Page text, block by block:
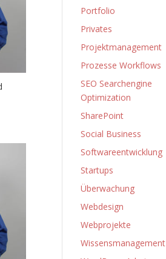
Portfolio
Privates
Projektmanagement
Prozesse Workflows
SEO Searchengine
Optimization
SharePoint
Social Business
Softwareentwicklung
Startups
Überwachung
Webdesign
Webprojekte
Wissensmanagement